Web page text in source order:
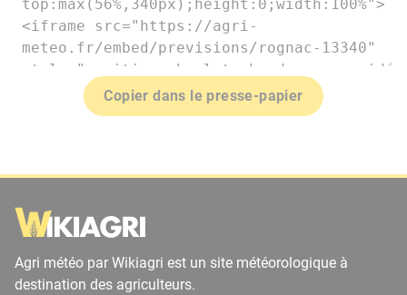
Copier dans le presse-papier
Agri météo par Wikiagri est un site météorologique à
destination des agriculteurs.